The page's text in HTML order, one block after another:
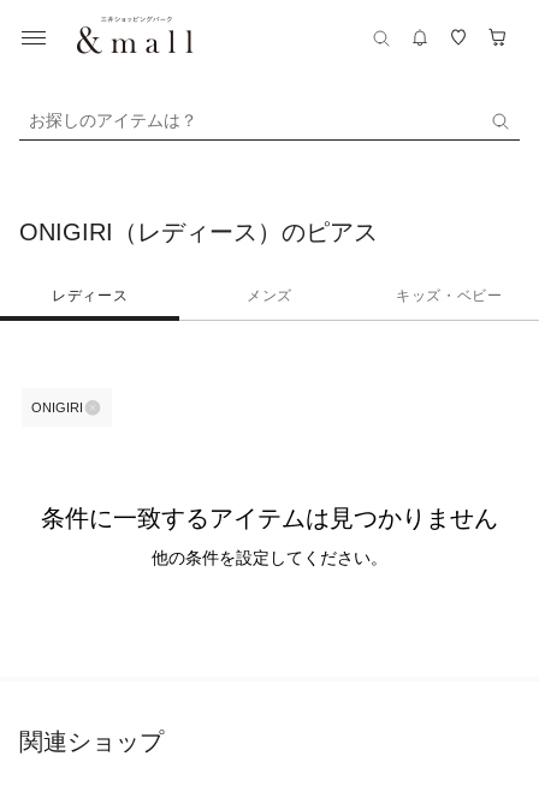
お探しのアイテムは？
ONIGIRI（レディース）のピアス
レディース メンズ キッズ・ベビー
ONIGIRI
条件に一致するアイテムは見つかりません
他の条件を設定してください。
関連ショップ